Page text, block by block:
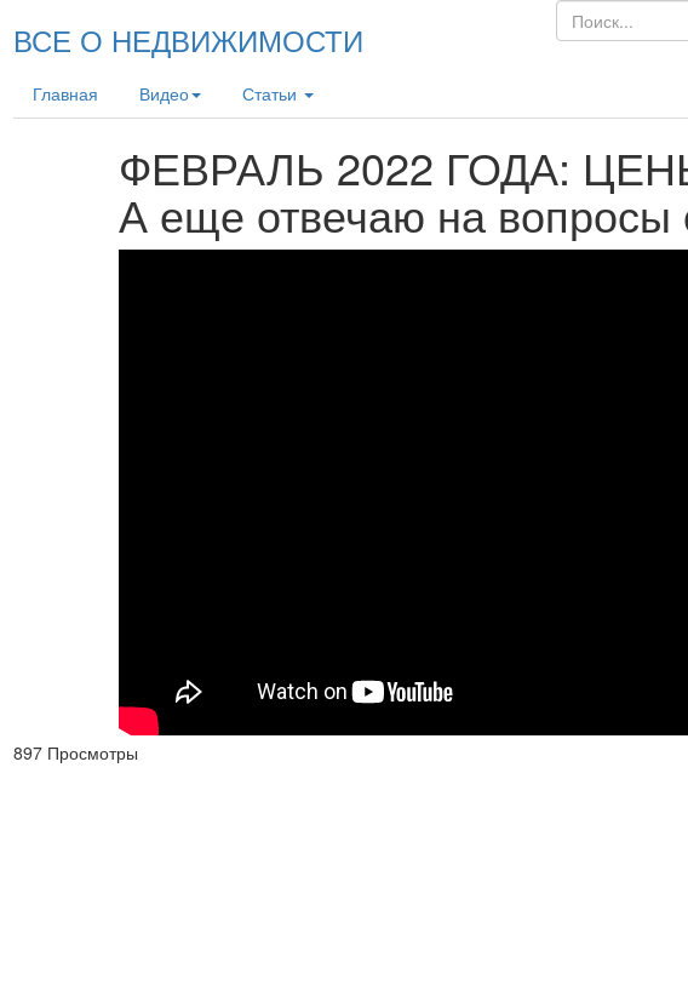
ВСЕ О НЕДВИЖИМОСТИ
Главная Видео Статьи
ФЕВРАЛЬ 2022 ГОДА:
А еще отвечаю на вопросы
897 Просмотры